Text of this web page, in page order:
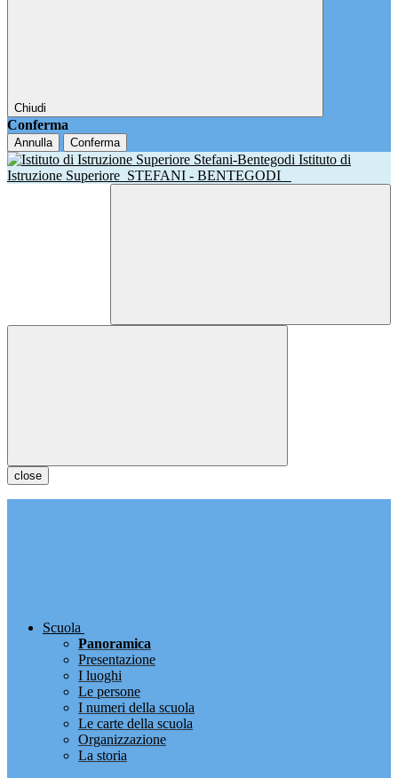
Chiudi
Conferma
Annulla Conferma
Istituto di
Istruzione Superiore STEFANI - BENTEGODI
close
Scuola
Panoramica
Presentazione
I luoghi
Le persone
I numeri della scuola
Le carte della scuola
Organizzazione
La storia